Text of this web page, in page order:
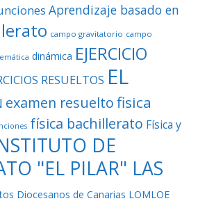
Aprendizaje basado en
campo gravitatorio campo
dinámica EJERCICIO
RESUELTOS EL
examen resueltofisica
física bachillerato Física y
DE
"EL PILAR" LAS
Diocesanos de Canarias LOMLOE